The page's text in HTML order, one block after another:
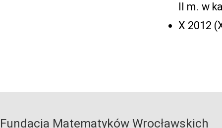
II m. w
X 2012
Fundacja Matematyków Wrocławskich